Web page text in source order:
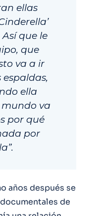
ellas
que le
que
va a ir
espaldas,
ella
va
por qué
por
años después se
de